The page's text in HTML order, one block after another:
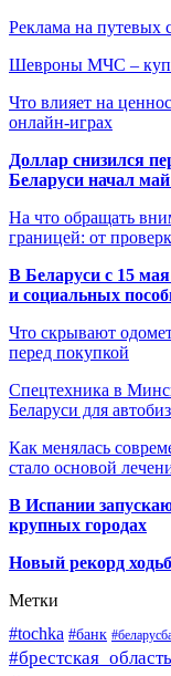
Реклама на путевых
Шевроны МЧС –
Что влияет на
онлайн-играх
Доллар снизился
Беларуси начал
На что обращать
границей: от
В Беларуси с 15
и социальных
Что скрывают
перед покупкой
Спецтехника в
Беларуси для
Как менялась
стало основой
В Испании
крупных городах
Новый рекорд
Метки
#tochka #банк
#брестская_область